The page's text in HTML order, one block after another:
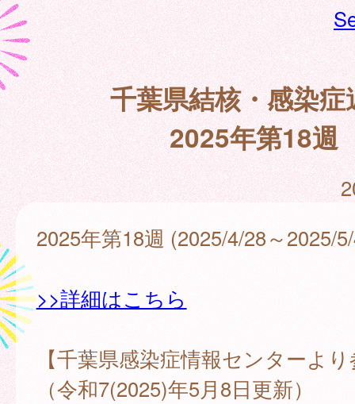
千葉県結核・感染症
2025年第18週
2025年第18週 (2025/4/28～2025/
>>詳細はこちら
【千葉県感染症情報センターよ
（令和7(2025)年5月8日更新）